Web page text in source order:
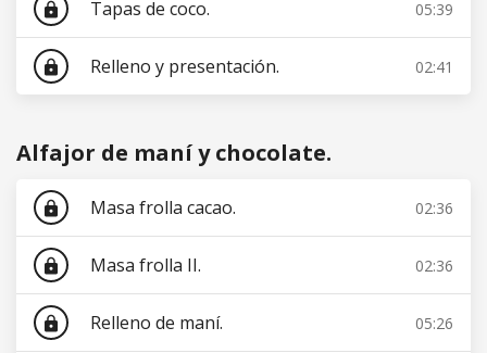
lock Tapas de coco. 05:39
lock Relleno y presentación. 02:41
Alfajor de maní y chocolate.
lock Masa frolla cacao. 02:36
lock Masa frolla II. 02:36
lock Relleno de maní. 05:26